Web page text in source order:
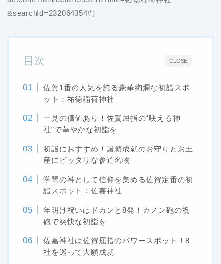
&searchId=232064354#）
CLOSE
目次
佐賀1番の人気を誇る豪華絢爛な初詣スポ
ット：祐徳稲荷神社
一見の価値あり！佐賀屈指の“映える神
社”で華やかな初詣を
初詣におすすめ！諸願成就のお守りとお土
産にピッタリな参道名物
学問の神として信仰を集める佐賀定番の初
詣スポット：佐嘉神社
年明け祝いはドカンと8発！カノン砲の祝
砲で爽快な初詣を
佐嘉神社は佐賀屈指のパワースポット！8
社を巡って大願成就